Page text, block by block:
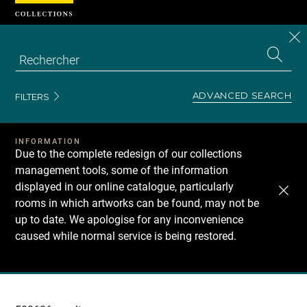
FILTERS ADVANCED SEARCH
INFORMATION
Due to the complete redesign of our collections
management tools, some of the information
displayed in our online catalogue, particularly
rooms in which artworks can be found, may not be
up to date. We apologise for any inconvenience
caused while normal service is being restored.
Recherche
Cookies management panel